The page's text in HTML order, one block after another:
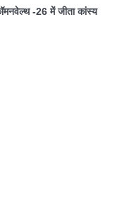
-26 में जीता कांस्य